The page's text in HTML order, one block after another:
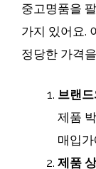
중고명품을
가지 있어요.
정당한 가격
브랜드
제품
매입
제품